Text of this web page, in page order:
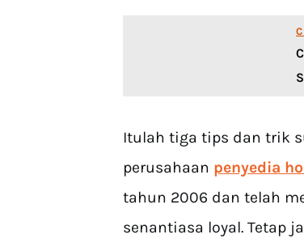
Itulah tiga tips dan trik
perusahaan penyedia
tahun 2006 dan telah
senantiasa loyal. Tetap